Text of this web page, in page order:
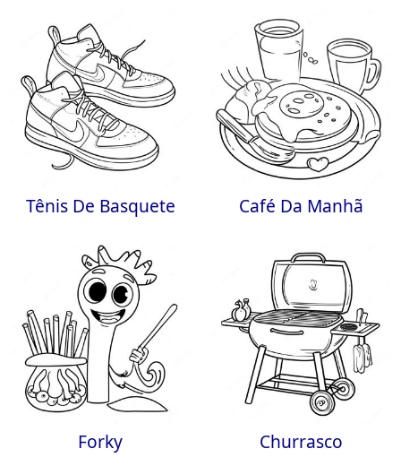
Tênis De Basquete Café Da Manhã
Forky Churrasco